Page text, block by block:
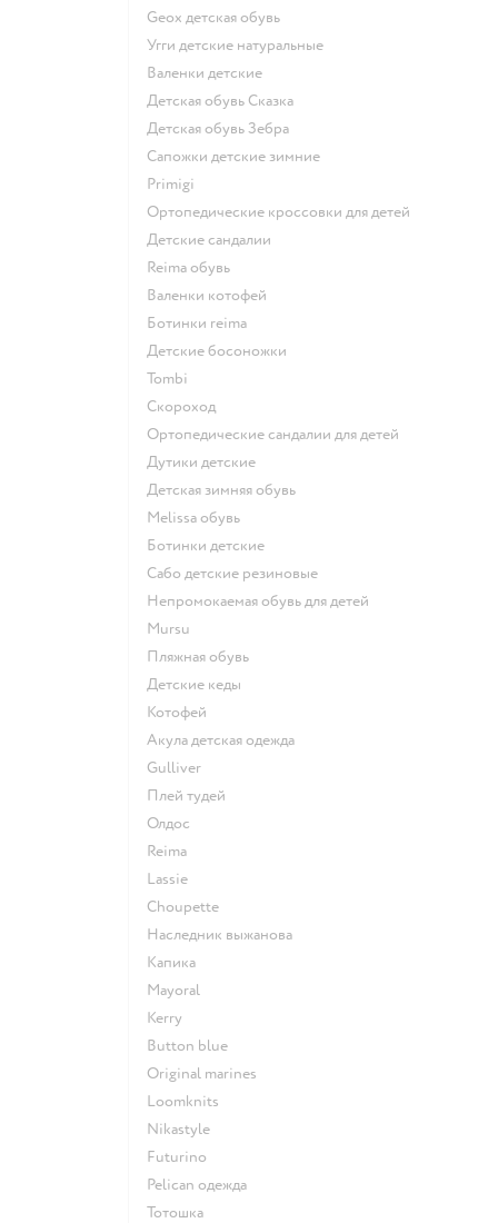
Geox детская обувь
Угги детские натуральные
Валенки детские
Детская обувь Сказка
Детская обувь Зебра
Сапожки детские зимние
Primigi
Ортопедические кроссовки для детей
Детские сандалии
Reima обувь
Валенки котофей
Ботинки reima
Детские босоножки
Tombi
Скороход
Ортопедические сандалии для детей
Дутики детские
Детская зимняя обувь
Melissa обувь
Ботинки детские
Сабо детские резиновые
Непромокаемая обувь для детей
Mursu
Пляжная обувь
Детские кеды
Котофей
Акула детская одежда
Gulliver
Плей тудей
Олдос
Reima
Lassie
Choupette
Наследник выжанова
Капика
Mayoral
Kerry
Button blue
Original marines
Loomknits
Nikastyle
Futurino
Pelican одежда
Тотошка